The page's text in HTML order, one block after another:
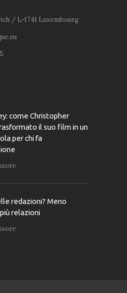
/ L-1741 Luxembourg
come Christopher
il suo film in un
per chi fa
redazioni? Meno
relazioni